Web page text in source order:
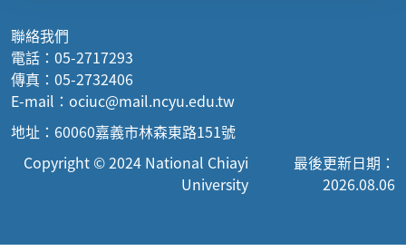
聯絡我們
電話：05-2717293
傳真：05-2732406
E-mail：ociuc@mail.ncyu.edu.tw
地址：60060嘉義市林森東路151號
Copyright © 2024 National Chiayi
University
最後更新日期：
2026.08.06